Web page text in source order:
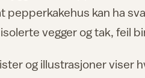
pepperkakehus kan ha
vegger og tak, feil
og illustrasjoner viser